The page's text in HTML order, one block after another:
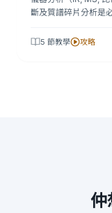
斷及質譜碎片分析是
5 節教學 攻略
仲